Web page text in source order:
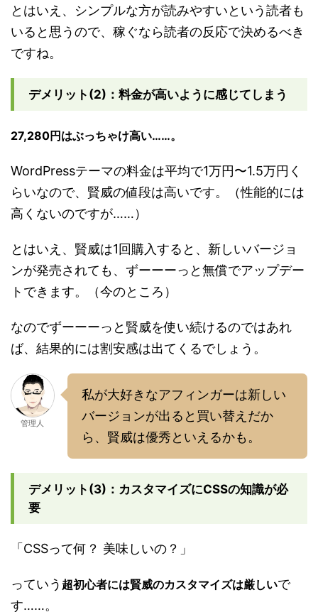
とはいえ、シンプルな方が読みやすいという読者も
いると思うので、稼ぐなら読者の反応で決めるべき
ですね。
デメリット(2)：料金が高いように感じてしまう
27,280円はぶっちゃけ高い……。
WordPressテーマの料金は平均で1万円〜1.5万円く
らいなので、賢威の値段は高いです。（性能的には
高くないのですが……）
とはいえ、賢威は1回購入すると、新しいバージョ
ンが発売されても、ずーーーっと無償でアップデー
トできます。（今のところ）
なのでずーーーっと賢威を使い続けるのではあれ
ば、結果的には割安感は出てくるでしょう。
管理人
私が大好きなアフィンガーは新しい
バージョンが出ると買い替えだか
ら、賢威は優秀といえるかも。
デメリット(3)：カスタマイズにCSSの知識が必
要
「CSSって何？ 美味しいの？」
っていう 超初心者には賢威のカスタマイズは厳しいで
す……。